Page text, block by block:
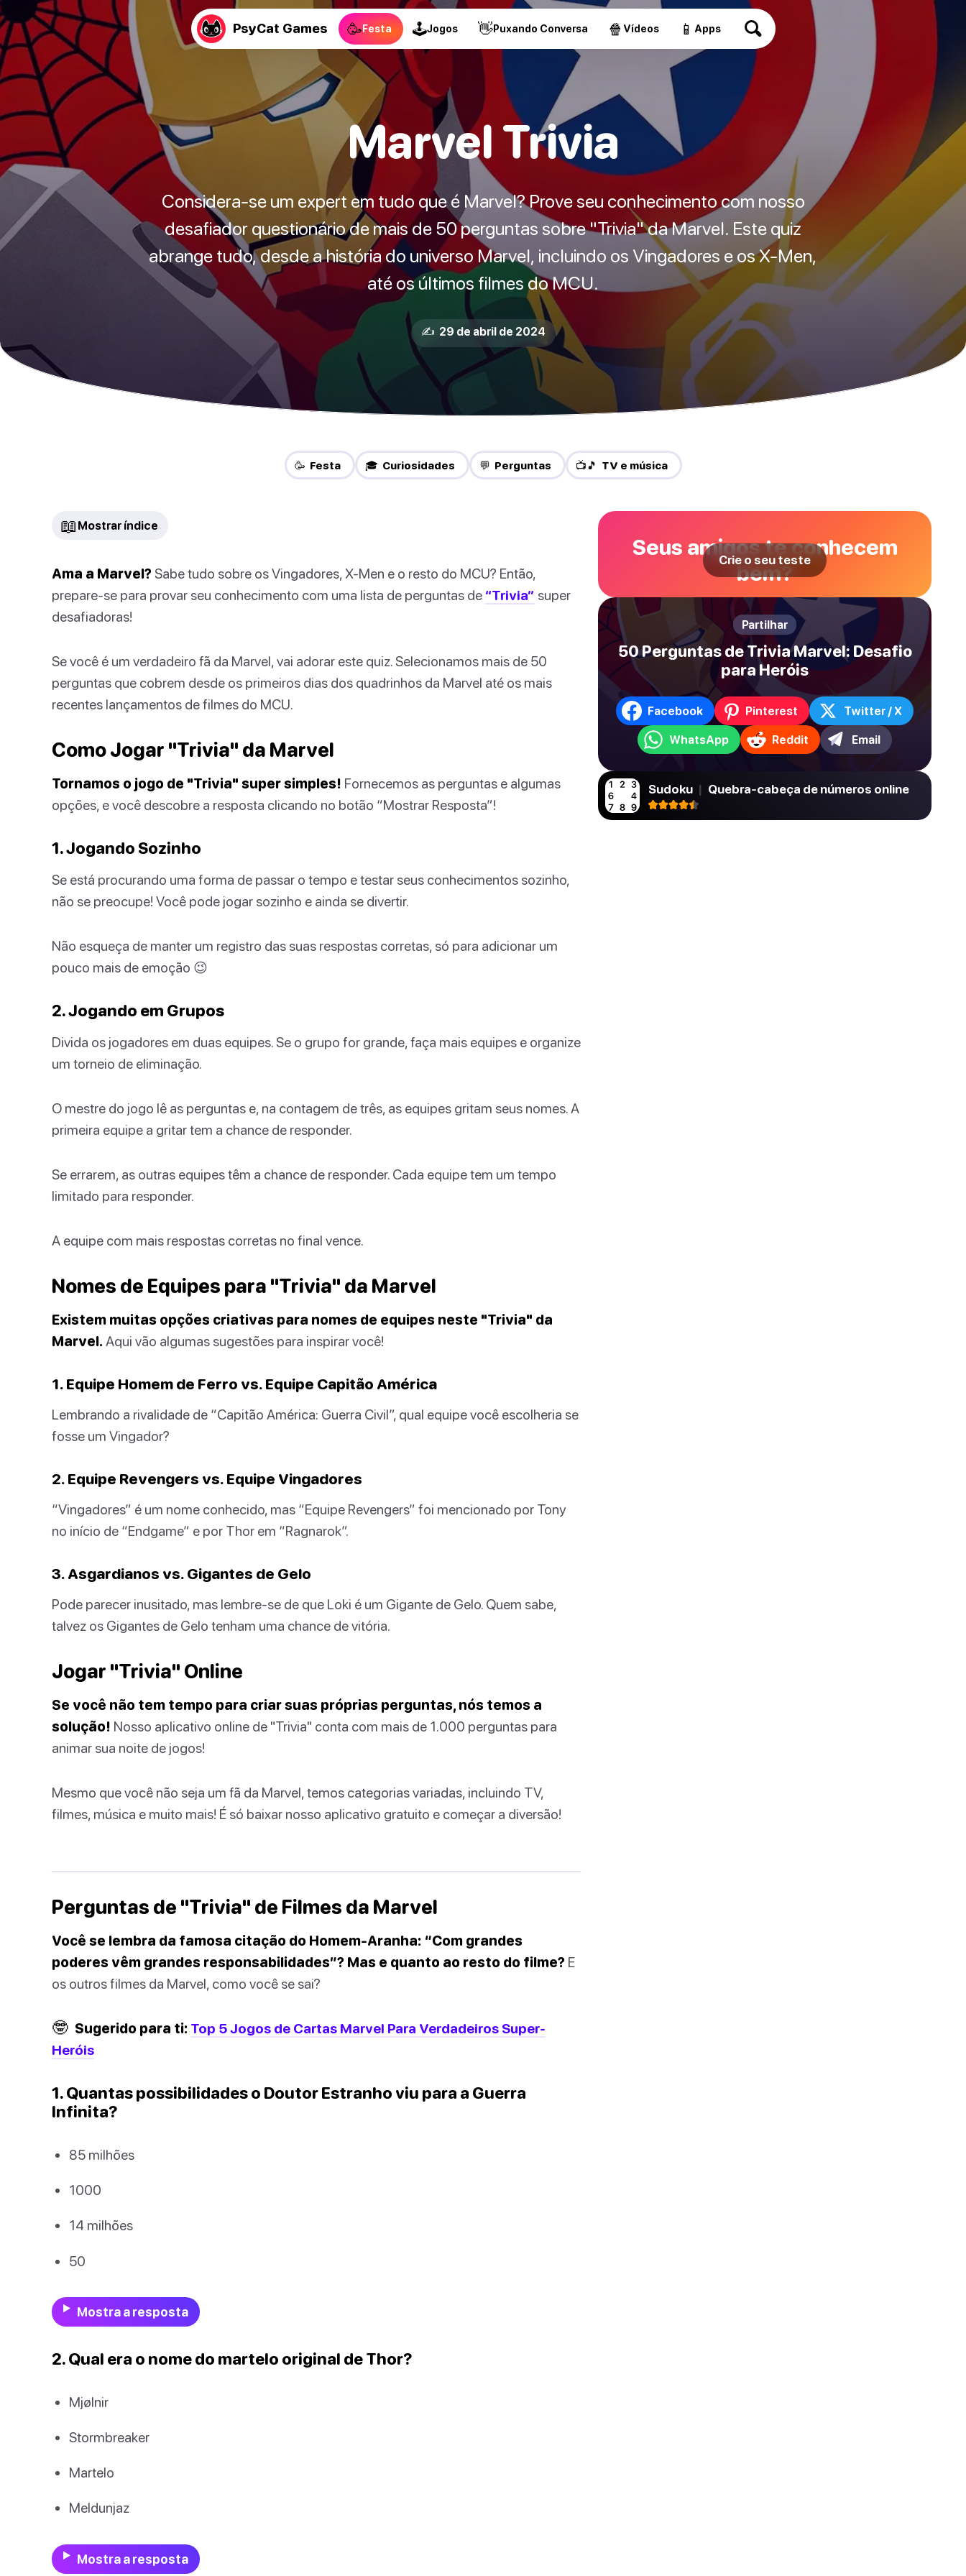
PsyCat Games 🥳Festa 🕹Jogos 👋Puxando Conversa 🍿 Vídeos 📱 Apps
Marvel Trivia
Considera-se um expert em tudo que é Marvel? Prove seu conhecimento com nosso
desafiador questionário de mais de 50 perguntas sobre "Trivia" da Marvel. Este quiz
abrange tudo, desde a história do universo Marvel, incluindo os Vingadores e os X-Men,
até os últimos filmes do MCU.
✍️ 29 de abril de 2024
🥳 Festa 🎓 Curiosidades 💬 Perguntas 📺🎵 TV e música
📖 Mostrar índice
Ama a Marvel? Sabe tudo sobre os Vingadores, X-Men e o resto do MCU? Então,
prepare-se para provar seu conhecimento com uma lista de perguntas de “Trivia” super
desafiadoras!
Se você é um verdadeiro fã da Marvel, vai adorar este quiz. Selecionamos mais de 50
perguntas que cobrem desde os primeiros dias dos quadrinhos da Marvel até os mais
recentes lançamentos de filmes do MCU.
Como Jogar "Trivia" da Marvel
Tornamos o jogo de "Trivia" super simples! Fornecemos as perguntas e algumas
opções, e você descobre a resposta clicando no botão “Mostrar Resposta”!
1. Jogando Sozinho
Se está procurando uma forma de passar o tempo e testar seus conhecimentos sozinho,
não se preocupe! Você pode jogar sozinho e ainda se divertir.
Não esqueça de manter um registro das suas respostas corretas, só para adicionar um
pouco mais de emoção 😉
2. Jogando em Grupos
Divida os jogadores em duas equipes. Se o grupo for grande, faça mais equipes e organize
um torneio de eliminação.
O mestre do jogo lê as perguntas e, na contagem de três, as equipes gritam seus nomes. A
primeira equipe a gritar tem a chance de responder.
Se errarem, as outras equipes têm a chance de responder. Cada equipe tem um tempo
limitado para responder.
A equipe com mais respostas corretas no final vence.
Nomes de Equipes para "Trivia" da Marvel
Existem muitas opções criativas para nomes de equipes neste "Trivia" da
Marvel. Aqui vão algumas sugestões para inspirar você!
1. Equipe Homem de Ferro vs. Equipe Capitão América
Lembrando a rivalidade de “Capitão América: Guerra Civil”, qual equipe você escolheria se
fosse um Vingador?
2. Equipe Revengers vs. Equipe Vingadores
“Vingadores” é um nome conhecido, mas “Equipe Revengers” foi mencionado por Tony
no início de “Endgame” e por Thor em “Ragnarok”.
3. Asgardianos vs. Gigantes de Gelo
Pode parecer inusitado, mas lembre-se de que Loki é um Gigante de Gelo. Quem sabe,
talvez os Gigantes de Gelo tenham uma chance de vitória.
Jogar "Trivia" Online
Se você não tem tempo para criar suas próprias perguntas, nós temos a
solução! Nosso aplicativo online de "Trivia" conta com mais de 1.000 perguntas para
animar sua noite de jogos!
Mesmo que você não seja um fã da Marvel, temos categorias variadas, incluindo TV,
filmes, música e muito mais! É só baixar nosso aplicativo gratuito e começar a diversão!
Perguntas de "Trivia" de Filmes da Marvel
Você se lembra da famosa citação do Homem-Aranha: “Com grandes
poderes vêm grandes responsabilidades”? Mas e quanto ao resto do filme? E
os outros filmes da Marvel, como você se sai?
🤓 Sugerido para ti: Top 5 Jogos de Cartas Marvel Para Verdadeiros Super-
Heróis
1. Quantas possibilidades o Doutor Estranho viu para a Guerra
Infinita?
85 milhões
1000
14 milhões
50
Mostra a resposta
2. Qual era o nome do martelo original de Thor?
Mjølnir
Stormbreaker
Martelo
Meldunjaz
Mostra a resposta
Seus amigos te conhecem
bem?
Crie o seu teste
Partilhar
50 Perguntas de Trivia Marvel: Desafio
para Heróis
Facebook Pinterest Twitter / X
WhatsApp Reddit Email
Sudoku | Quebra-cabeça de números online